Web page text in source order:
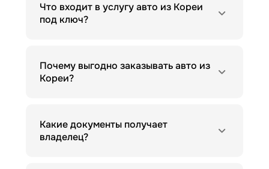
Что входит в услугу авто из Кореи
под ключ?
Почему выгодно заказывать авто из
Кореи?
Какие документы получает
владелец?